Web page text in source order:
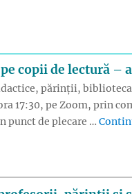
copii de lectură
părinții,
17:30, pe Zoom,
punct de plecare …